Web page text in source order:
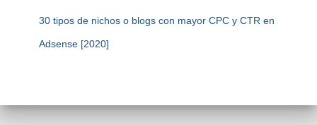
30 tipos de nichos o blogs con mayor CPC y CTR en
Adsense [2020]